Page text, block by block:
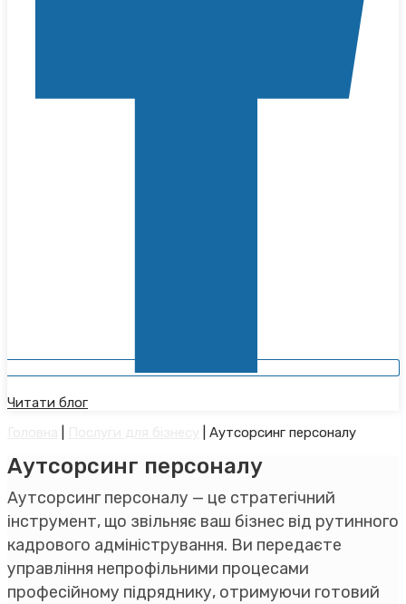
Читати блог
Аутсорсинг персоналу
Аутсорсинг персоналу
Аутсорсинг персоналу — це стратегічний
інструмент, що звільняє ваш бізнес від рутинного
кадрового адміністрування. Ви передаєте
управління непрофільними процесами
професійному підряднику, отримуючи готовий